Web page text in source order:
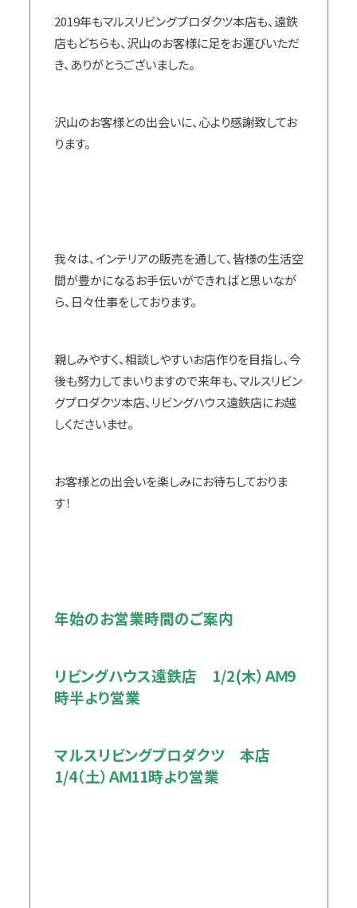
2019年もマルスリビングプロダクツ本店も、遠鉄
店もどちらも、沢山のお客様に足をお運びいただ
き、ありがとうございました。
沢山のお客様との出会いに、心より感謝致してお
ります。
我々は、インテリアの販売を通して、皆様の生活空
間が豊かになるお手伝いができればと思いなが
ら、日々仕事をしております。
親しみやすく、相談しやすいお店作りを目指し、今
後も努力してまいりますので来年も、マルスリビン
グプロダクツ本店、リビングハウス遠鉄店にお越
しくださいませ。
お客様との出会いを楽しみにお待ちしておりま
す！
年始のお営業時間のご案内
リビングハウス遠鉄店 1/2(木）ＡＭ9
時半より営業
マルスリビングプロダクツ 本店
1/4（土）ＡＭ11時より営業